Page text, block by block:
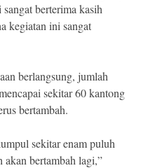
berterima kasih
kegiatan ini sangat
berlangsung, jumlah
sekitar 60 kantong
bertambah.
sekitar enam puluh
bertambah lagi,”